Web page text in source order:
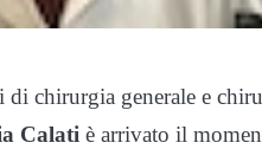
chirurgia generale e
Calati è arrivato il